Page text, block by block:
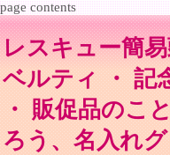
page contents
レスキュー簡
ベルティ ・ 記
・ 販促品のこ
ろう、名入れ